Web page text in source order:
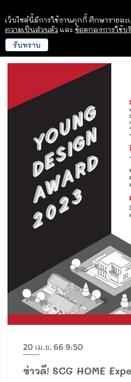
20 เม.ย. 66 9:50
ข่าวดี! SCG HOME
เว็บไซต์นี้มีการใช้งานคุกกี้ ศึกษารายละ
ความเป็นส่วนตัว และ ข้อตกลงการใช้บ
รับทราบ